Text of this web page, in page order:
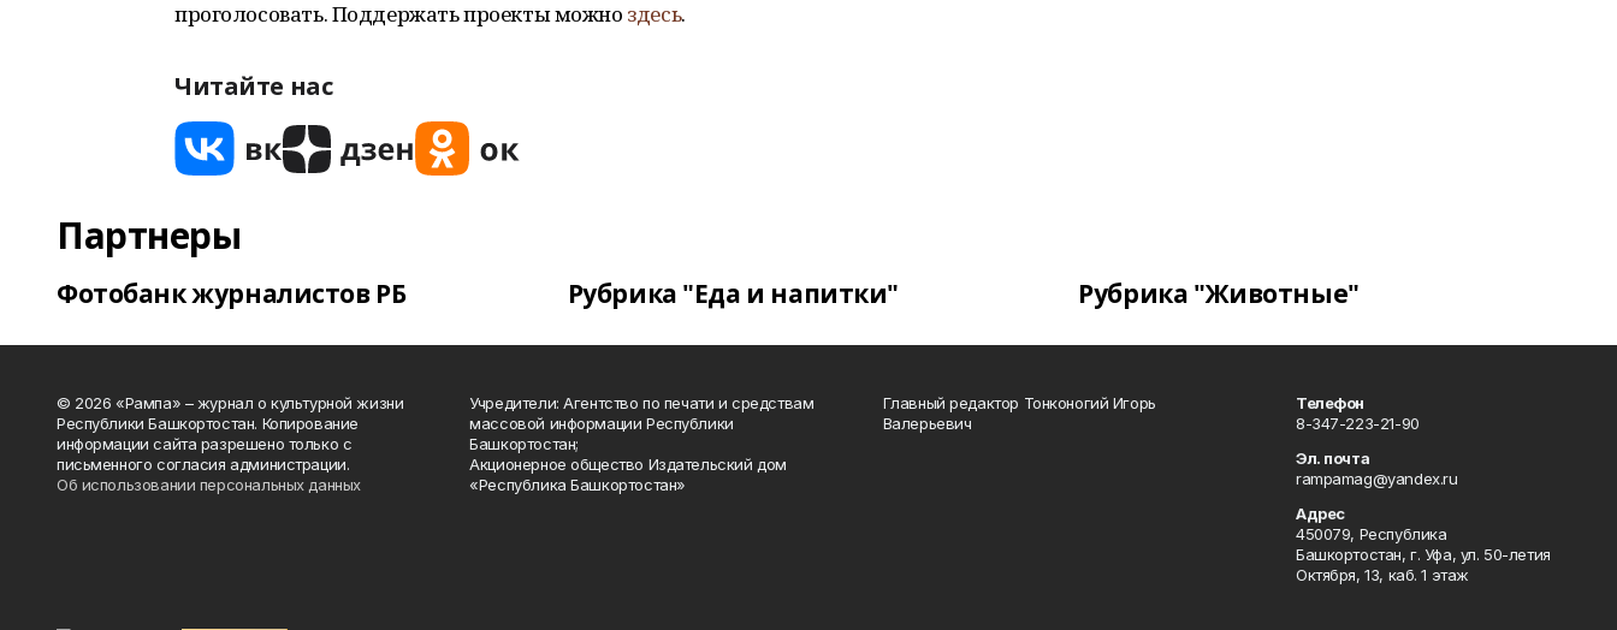
проголосовать. Поддержать проекты можно здесь.
Читайте нас
Партнеры
Фотобанк журналистов РБ Рубрика "Еда и напитки" Рубрика "Животные"
© 2026 «Рампа» – журнал о культурной жизни
Республики Башкортостан. Копирование
информации сайта разрешено только с
письменного согласия администрации.
Об использовании персональных данных
Учредители: Агентство по печати и средствам
массовой информации Республики
Башкортостан;
Акционерное общество Издательский дом
«Республика Башкортостан»
Главный редактор Тонконогий Игорь
Валерьевич
Телефон
8-347-223-21-90
Эл. почта
rampamag@yandex.ru
Адрес
450079, Республика
Башкортостан, г. Уфа, ул. 50-летия
Октября, 13, каб. 1 этаж